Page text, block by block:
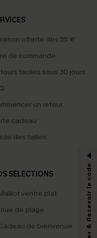
offerte dès 55 €
de commande
faciles sous 30 jours
un retour
cadeau
des tailles
SÉLECTIONS
ventre plat
de plage
de bienvenue
-15%
l'IA) de Cupshe et
notre site ainsi que des
S'abonner & Recevoir le code